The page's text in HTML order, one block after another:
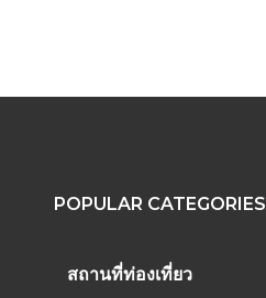
POPULAR CATEGORIES
สถานที่ท่องเที่ยว